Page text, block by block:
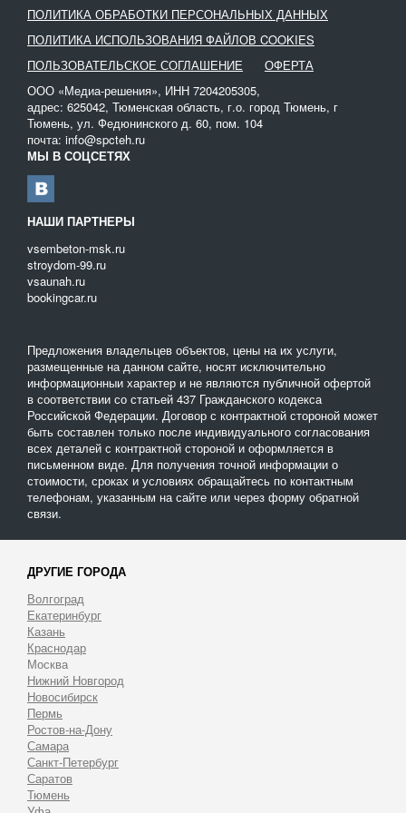
ПОЛИТИКА ОБРАБОТКИ ПЕРСОНАЛЬНЫХ ДАННЫХ
ПОЛИТИКА ИСПОЛЬЗОВАНИЯ ФАЙЛОВ COOKIES
ПОЛЬЗОВАТЕЛЬСКОЕ СОГЛАШЕНИЕ
ОФЕРТА
ООО «Медиа-решения», ИНН 7204205305,
адрес: 625042, Тюменская область, г.о. город Тюмень, г
Тюмень, ул. Федюнинского д. 60, пом. 104
почта: info@spcteh.ru
МЫ В СОЦСЕТЯХ
НАШИ ПАРТНЕРЫ
vsembeton-msk.ru
stroydom-99.ru
vsaunah.ru
bookingcar.ru
Предложения владельцев объектов, цены на их услуги,
размещенные на данном сайте, носят исключительно
информационныи характер и не являются публичной офертой
в соответствии со статьей 437 Гражданского кодекса
Российской Федерации. Договор с контрактной стороной может
быть составлен только после индивидуального согласования
всех деталей с контрактной стороной и оформляется в
письменном виде. Для получения точной информации о
стоимости, сроках и условиях обращайтесь по контактным
телефонам, указанным на сайте или через форму обратной
связи.
ДРУГИЕ ГОРОДА
Волгоград
Екатеринбург
Казань
Краснодар
Москва
Нижний Новгород
Новосибирск
Пермь
Ростов-на-Дону
Самара
Санкт-Петербург
Саратов
Тюмень